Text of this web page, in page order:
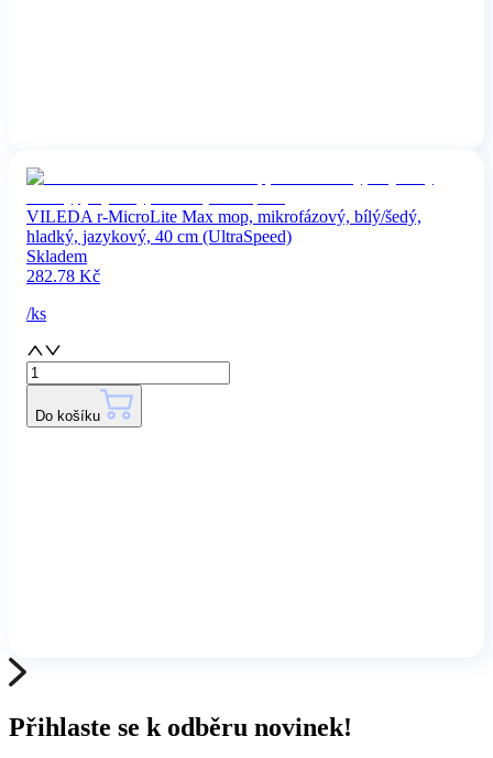
VILEDA r-MicroLite Max mop, mikrofázový, bílý/šedý,
hladký, jazykový, 40 cm (UltraSpeed)
Skladem
282.78 Kč
/ks
Do košíku
Přihlaste se k odběru novinek!